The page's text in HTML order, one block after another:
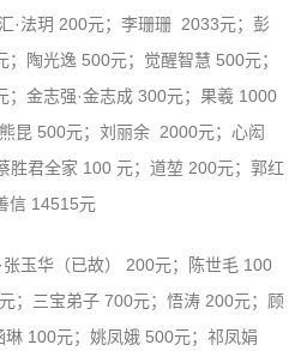
·法玥 200元；李珊珊 2033元；彭
陶光逸 500元；觉醒智慧 500元；
金志强·金志成 300元；果羲 1000
昆 500元；刘丽余 2000元；心闳
胜君全家 100 元；道堃 200元；郭红
信 14515元
张玉华（已故） 200元；陈世毛 100
；三宝弟子 700元；悟涛 200元；顾
100元；姚凤娥 500元；祁凤娟